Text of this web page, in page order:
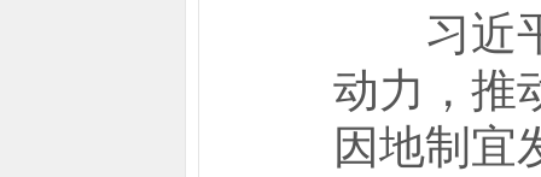
习近平
动力，推
因地制宜